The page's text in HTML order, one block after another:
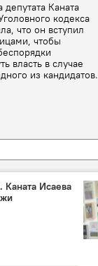
депутата Каната
кодекса
что он вступил
чтобы
власть в случае
из кандидатов.
Каната Исаева